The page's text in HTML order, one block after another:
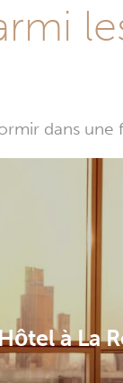
dans
à La